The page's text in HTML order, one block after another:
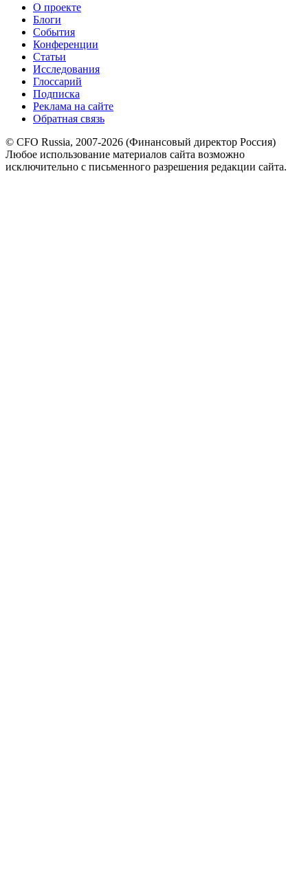
О проекте
Блоги
События
Конференции
Статьи
Исследования
Глоссарий
Подписка
Реклама на сайте
Обратная связь
© CFO Russia, 2007-2026 (Финансовый директор Россия)
Любое использование материалов сайта возможно
исключительно с письменного разрешения редакции сайта.